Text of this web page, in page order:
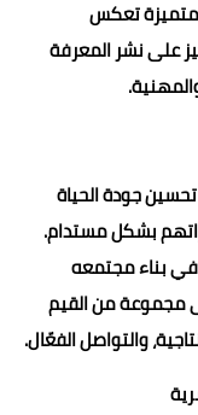
متميزة تعكس
على نشر المعرفة
جودة الحياة
بشكل مستدام.
في بناء مجتمعه
مجموعة من القيم
والتواصل الفعّال.